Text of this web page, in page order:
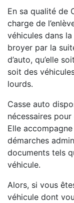
En sa qualité de
charge de
véhicules dans
broyer par la
d’auto, qu’elle
soit des
lourds.
Casse auto
nécessaires
Elle
démarches
documents tels
véhicule.
Alors, si vous
véhicule dont